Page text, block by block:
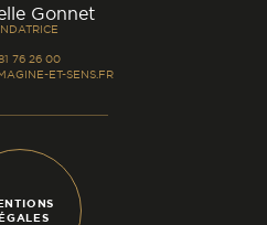
Gonnet-
76 26 00
ET-SENS.FR